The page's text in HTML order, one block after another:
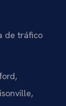
de tráfico